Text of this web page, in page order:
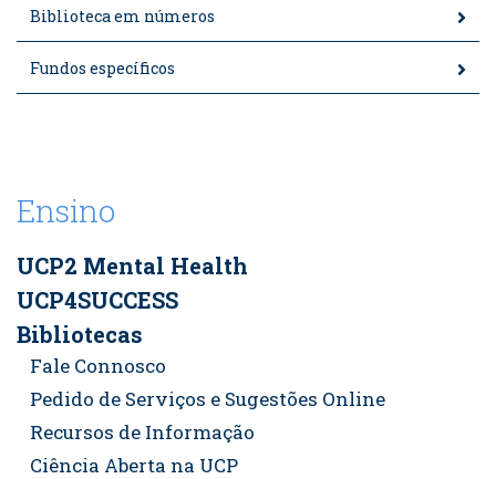
Biblioteca em números
Fundos específicos
Ensino
UCP2 Mental Health
UCP4SUCCESS
Bibliotecas
Fale Connosco
Pedido de Serviços e Sugestões Online
Recursos de Informação
Ciência Aberta na UCP